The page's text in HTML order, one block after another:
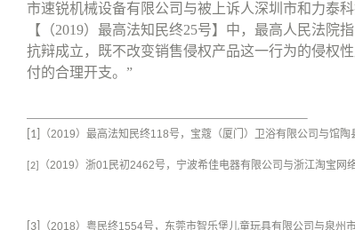
市速锐机械设备有限公司与被上诉人深圳市和力泰
【（2019）最高法知民终25号】中，最高人民法院
抗辩成立，既不改变销售侵权产品这一行为的侵权
付的合理开支。 ”
[1] （2019）最高法知民终118号，宝蔻（厦门）卫浴有限公司与馆
[2] （2019）浙01 民初2462号，宁波希佳电器有限公司与浙江淘宝网
[3] （2018）粤民终1554号，东莞市智乐堡儿童玩具有限公司与泉州